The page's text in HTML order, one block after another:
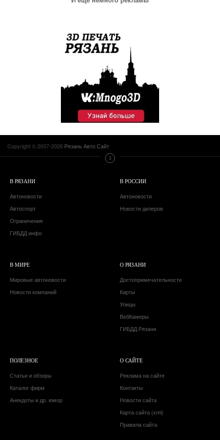
Copyright © 2007-2026 Рязань Авто Сайт
В РЯЗАНИ
Автоновости
Автоспорт
Ограничения
ГИБДД инфо
В РОССИИ
Автоновости
Новости дилеров
В МИРЕ
Мировые автоновости
Новости компаний
О РЯЗАНИ
Достопримечательности
Карты
Улицы
ВебКамеры
ГИБДД Рязани
ПОЛЕЗНОЕ
Статьи и обзоры
Каталог фирм
Анекдоты и др. юмор
О САЙТЕ
Реклама на сайте
Контакты
Новости сайта
Карта сайта (xml)
Правила сайта